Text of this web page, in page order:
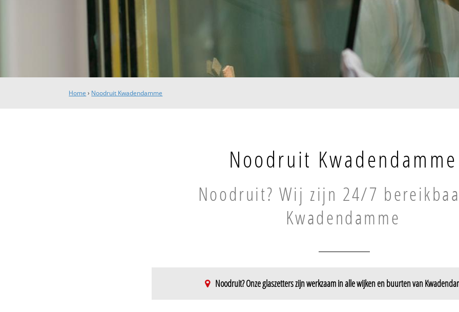
Home › Noodruit Kwadendamme
Noodruit Kwadendamme
Noodruit? Wij zijn 24/7
Kwadendamme
Noodruit? Onze glaszetters zijn werkzaam in alle wijken en buurten van